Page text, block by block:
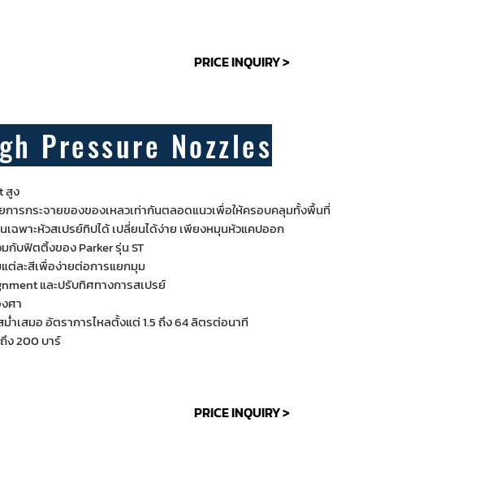
PRICE INQUIRY >
Pressure Nozzles
สูง
การกระจายของของเหลวเท่ากันตลอดแนวเพื่อให้ครอบคลุมทั้งพื้นที่
เฉพาะหัวสเปรย์ทิปได้ เปลี่ยนได้ง่าย เพียงหมุนหัวแคปออก
วมกับฟิตติ้งของ Parker รุ่น ST
ต่ละสีเพื่อง่ายต่อการแยกมุม
และปรับทิศทางการสเปรย์
ศา
ำเสมอ อัตราการไหลตั้งแต่ 1.5 ถึง 64 ลิตรต่อนาที
ง 200 บาร์
PRICE INQUIRY >